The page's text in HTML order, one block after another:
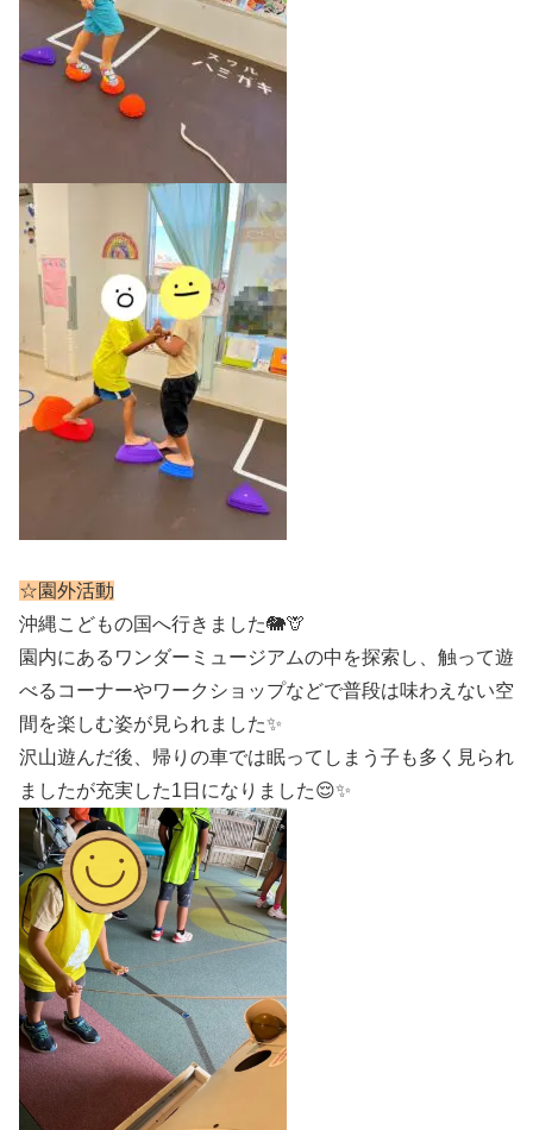
☆園外活動
沖縄こどもの国へ行きました🐘🦒
園内にあるワンダーミュージアムの中を探索し、触って遊
べるコーナーやワークショップなどで普段は味わえない空
間を楽しむ姿が見られました✨
沢山遊んだ後、帰りの車では眠ってしまう子も多く見られ
ましたが充実した1日になりました😌✨